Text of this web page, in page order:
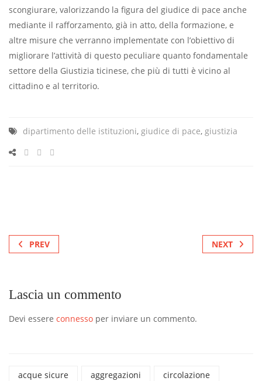
scongiurare, valorizzando la figura del giudice di pace anche
mediante il rafforzamento, già in atto, della formazione, e
altre misure che verranno implementate con l’obiettivo di
migliorare l’attività di questo peculiare quanto fondamentale
settore della Giustizia ticinese, che più di tutti è vicino al
cittadino e al territorio.
dipartimento delle istituzioni, giudice di pace, giustizia
PREV NEXT
Lascia un commento
Devi essere connesso per inviare un commento.
acque sicure aggregazioni
circolazione